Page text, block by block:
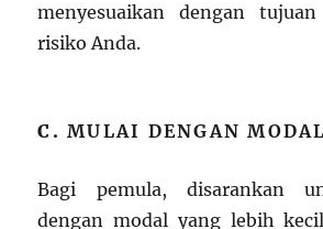
menyesuaikan dengan
risiko Anda.
C.MULAI DENGAN
Bagi pemula, disarankan
dengan modal yang lebih